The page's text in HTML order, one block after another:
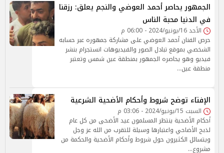
الجمهور يحاصر أحمد العوضي والنجم يعلق: رزقنا
في الدنيا محبة الناس
الأحد 16/يونيو/2024 - 06:00 م
حرص الفنان أحمد العوضي على مشاركة جمهوره عبر حسابه
الشخصي بموقع تبادل الصور والفيديوهات انستجرام بنشر
فيديو وهو يحاصره الجمهور بمنطقة عين شمس وتعتبر
منطقة عين…
الإفتاء توضح شروط وأحكام الأضحية الشرعية
السبت 15/يونيو/2024 - 03:06 م
أحكام الأضحية ينتظر المسلمون عيد الأضحى من كل عام
لذبح الأضاحي واعتبارها وسيلة للتقرب من الله عز وجل
ويتسائل الكثيرون حول شروط وأحكام الأضحية والحكمة من
مشروع…